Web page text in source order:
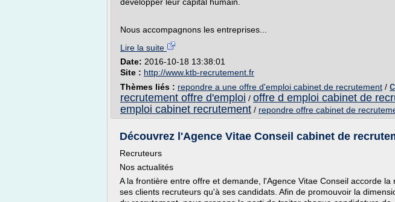
Nous accompagnons les entreprises...
Lire la suite
Date: 2016-10-18 13:38:01
Site : http://www.ktb-recrutement.fr
Thèmes liés : repondre a une offre d'emploi cabinet de recrutement /
recrutement offre d'emploi / offre d emploi cabinet de
emploi cabinet recrutement / repondre offre cabinet de
Découvrez l'Agence Vitae Conseil cabinet de
Recruteurs
Nos actualités
A la frontière entre offre et demande, l'Agence Vitae Conseil accorde la
ses clients recruteurs qu'à ses candidats. Afin de promouvoir la